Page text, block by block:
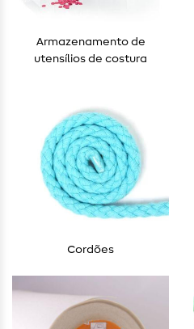
Armazenamento de
utensílios de costura
Cordões